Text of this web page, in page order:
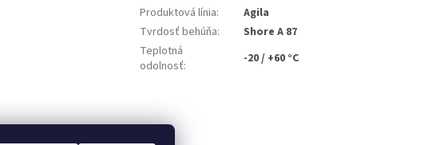
Produktová línia:
Agila
Tvrdosť behúňa:
Shore A 87
Teplotná
odolnosť: -20 / +60 °C